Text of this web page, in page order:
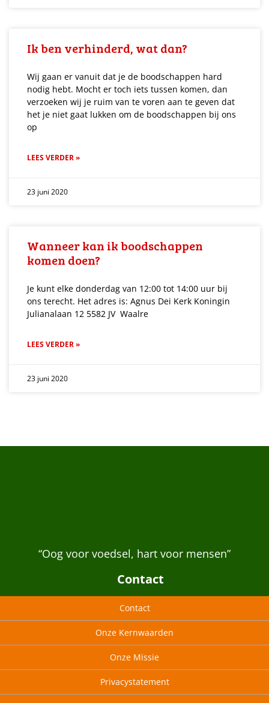
Ik ben verhinderd, wat dan?
Wij gaan er vanuit dat je de boodschappen hard
nodig hebt. Mocht er toch iets tussen komen, dan
verzoeken wij je ruim van te voren aan te geven dat
het je niet gaat lukken om de boodschappen bij ons
op
LEES VERDER »
23 juni 2020
Wanneer kan ik boodschappen
komen doen?
Je kunt elke donderdag van 12:00 tot 14:00 uur bij
ons terecht. Het adres is: Agnus Dei Kerk Koningin
Julianalaan 12 5582 JV Waalre
LEES VERDER »
23 juni 2020
“Oog voor voedsel, hart voor mensen”
Contact
Contact
Onze Kernwaarden
Onze Missie
Privacystatement